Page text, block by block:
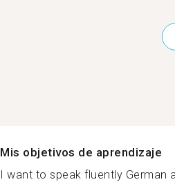
Mis objetivos de aprendizaje
I want to speak fluently German